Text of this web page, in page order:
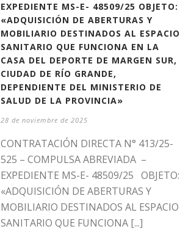
EXPEDIENTE MS-E- 48509/25 OBJETO:
«ADQUISICIÓN DE ABERTURAS Y
MOBILIARIO DESTINADOS AL ESPACIO
SANITARIO QUE FUNCIONA EN LA
CASA DEL DEPORTE DE MARGEN SUR,
CIUDAD DE RÍO GRANDE,
DEPENDIENTE DEL MINISTERIO DE
SALUD DE LA PROVINCIA»
28 de noviembre de 2025
CONTRATACIÓN DIRECTA N° 413/25-
525 – COMPULSA ABREVIADA –
EXPEDIENTE MS-E- 48509/25 OBJETO:
«ADQUISICIÓN DE ABERTURAS Y
MOBILIARIO DESTINADOS AL ESPACIO
SANITARIO QUE FUNCIONA [...]